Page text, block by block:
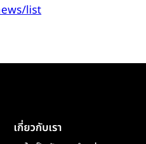
list
เกี่ยวกับเรา